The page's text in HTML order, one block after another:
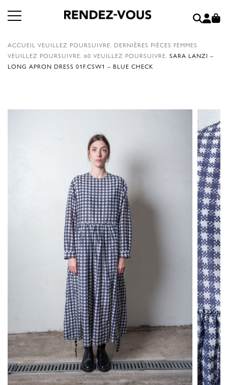
ACCUEIL VEUILLEZ POURSUIVRE. DERNIÈRES PIÈCES FEMMES
VEUILLEZ POURSUIVRE. 60 VEUILLEZ POURSUIVRE. SARA LANZI –
LONG APRON DRESS 01F.CSW1 – BLUE CHECK